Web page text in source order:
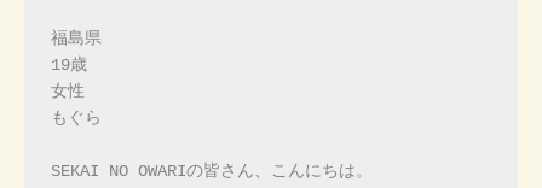
福島県
19歳
女性
もぐら
SEKAI NO OWARIの皆さん、こんにちは。